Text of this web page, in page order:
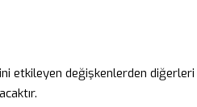
etkileyen değişkenlerden